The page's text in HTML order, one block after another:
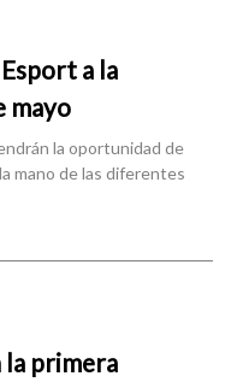
a la
mayo
la oportunidad de
mano de las diferentes
la primera